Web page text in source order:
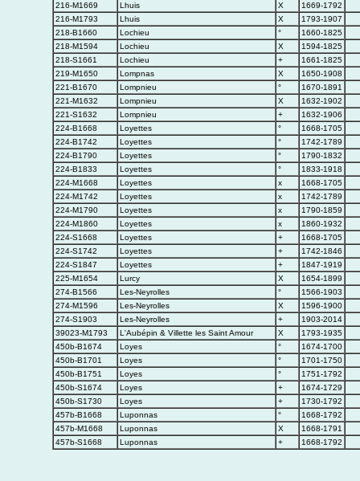
216-M1669
Lhuis X
1669-1792
216-M1793
Lhuis X
1793-1907
218-B1660
Lochieu °
1660-1825
218-M1594
Lochieu X
1594-1825
218-S1661
Lochieu +
1661-1825
219-M1650
Lompnas X
1650-1908
221-B1670
Lompnieu °
1670-1891
221-M1632
Lompnieu X
1632-1902
221-S1632
Lompnieu +
1632-1906
224-B1668
Loyettes °
1668-1705
224-B1742
Loyettes °
1742-1789
224-B1790
Loyettes °
1790-1832
224-B1833
Loyettes °
1833-1918
224-M1668
Loyettes x
1668-1705
224-M1742
Loyettes x
1742-1789
224-M1790
Loyettes x
1790-1859
224-M1860
Loyettes x
1860-1932
224-S1668
Loyettes +
1668-1705
224-S1742
Loyettes +
1742-1846
224-S1847
Loyettes +
1847-1919
225-M1654
Lurcy X
1654-1899
274-B1566
Les-Neyrolles °
1566-1903
274-M1596
Les-Neyrolles X
1596-1900
274-S1903
Les-Neyrolles +
1903-2014
39023-M1793
L'Aubépin & Villette les Saint Amour X
1793-1935
450b-B1674
Loyes °
1674-1700
450b-B1701
Loyes °
1701-1750
450b-B1751
Loyes °
1751-1792
450b-S1674
Loyes +
1674-1729
450b-S1730
Loyes +
1730-1792
457b-B1668
Luponnas °
1668-1792
457b-M1668
Luponnas X
1668-1791
457b-S1668
Luponnas + 1668-1792